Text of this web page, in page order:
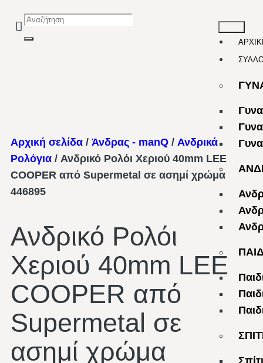
Αρχική σελίδα / Άνδρας - manQ / Ανδρικά
Ρολόγια / Ανδρικό Ρολόι Χεριού 40mm LEE
COOPER από Supermetal σε ασημί χρώμα
446895
Ανδρικό Ρολόι
Χεριού 40mm LEE
COOPER από
Supermetal σε
ασημί χρώμα